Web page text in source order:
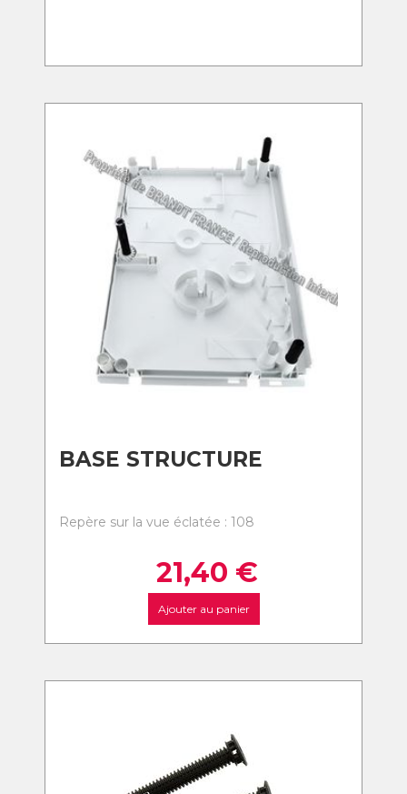
BASE STRUCTURE
Repère sur la vue éclatée : 108
21,40 €
Ajouter au panier